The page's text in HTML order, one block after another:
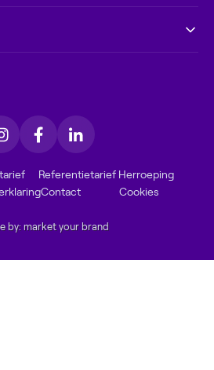
Referentietarief Herroeping
Contact Cookies
by: market your brand